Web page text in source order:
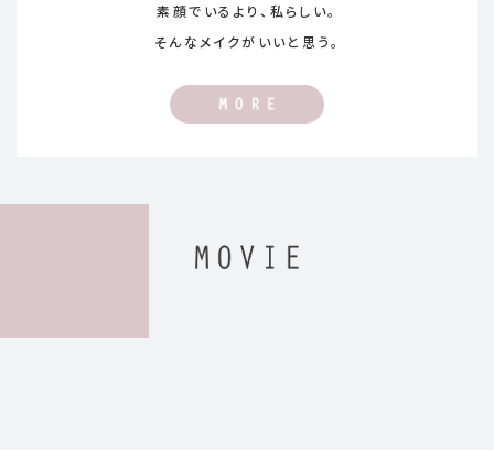
素顔でいるより、私らしい。
そんなメイクがいいと思う。
WEBCM「アクアリー スキンウェア」篇